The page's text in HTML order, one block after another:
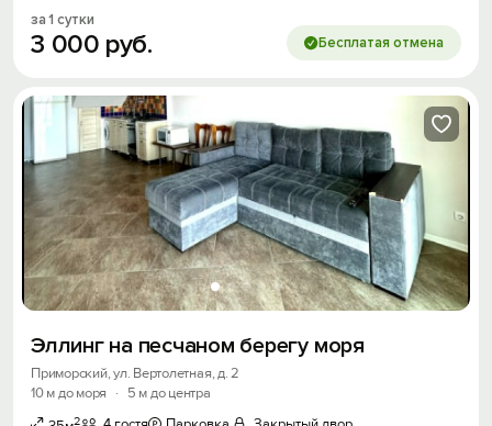
за 1 сутки
3 000 руб. Бесплатая отмена
Эллинг на песчаном берегу моря
Приморский, ул. Вертолетная, д. 2
10 м до моря
·
5 м до центра
2